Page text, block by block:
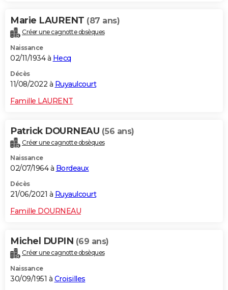
Marie LAURENT (87 ans)
Créer une cagnotte obsèques
Naissance
02/11/1934 à Hecq
Décès
11/08/2022 à Ruyaulcourt
Famille LAURENT
Patrick DOURNEAU (56 ans)
Créer une cagnotte obsèques
Naissance
02/07/1964 à Bordeaux
Décès
21/06/2021 à Ruyaulcourt
Famille DOURNEAU
Michel DUPIN (69 ans)
Créer une cagnotte obsèques
Naissance
30/09/1951 à Croisilles